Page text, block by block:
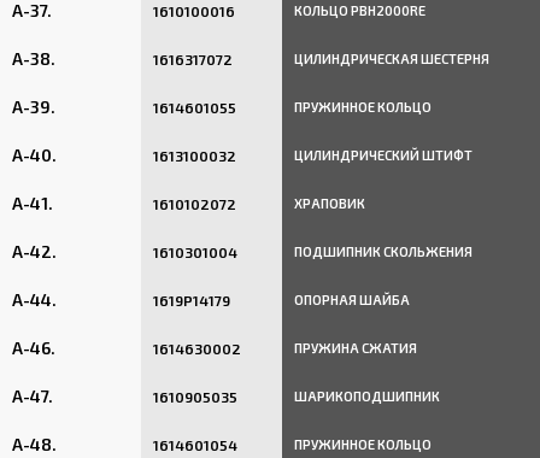
A-37. 1610100016 КОЛЬЦО PBH2000RE
A-38. 1616317072 ЦИЛИНДРИЧЕСКАЯ ШЕСТЕРНЯ
A-39. 1614601055 ПРУЖИННОЕ КОЛЬЦО
A-40. 1613100032 ЦИЛИНДРИЧЕСКИЙ ШТИФТ
A-41. 1610102072 ХРАПОВИК
A-42. 1610301004 ПОДШИПНИК СКОЛЬЖЕНИЯ
A-44. 1619P14179 ОПОРНАЯ ШАЙБА
A-46. 1614630002 ПРУЖИНА СЖАТИЯ
A-47. 1610905035 ШАРИКОПОДШИПНИК
A-48. 1614601054 ПРУЖИННОЕ КОЛЬЦО